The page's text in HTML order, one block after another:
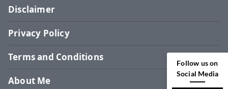
Disclaimer
Privacy Policy
Terms and Conditions
About Me
Follow us on
Social Media